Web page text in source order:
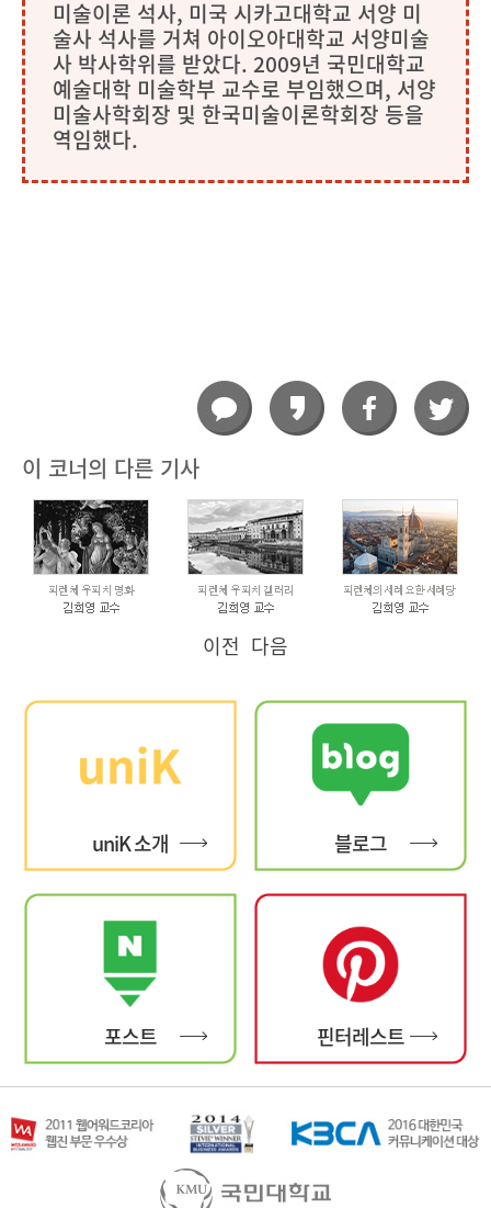
미술이론 석사, 미국 시카고대학교 서양 미
술사 석사를 거쳐 아이오아대학교 서양미술
사 박사학위를 받았다. 2009년 국민대학교
예술대학 미술학부 교수로 부임했으며, 서양
미술사학회장 및 한국미술이론학회장 등을
역임했다.
이 코너의 다른 기사
이전 다음
uniK 소개 블로그
포스트 핀터레스트